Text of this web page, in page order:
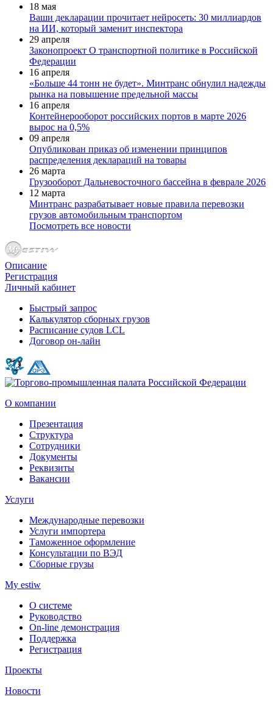
18 мая
Ваши декларации прочитает нейросеть: 30 миллиардов
на ИИ, который заменит инспектора
29 апреля
Законопроект О транспортной политике в Российской
Федерации
16 апреля
«Больше 44 тонн не будет». Минтранс обнулил надежды
рынка на повышение предельной массы
16 апреля
Контейнерооборот российских портов в марте 2026
вырос на 0,5%
09 апреля
Опубликован приказ об изменении принципов
распределения деклараций на товары
26 марта
Грузооборот Дальневосточного бассейна в феврале 2026
12 марта
Минтранс разрабатывает новые правила перевозки
грузов автомобильным транспортом
Посмотреть все новости
Описание
Регистрация
Личный кабинет
Быстрый запрос
Калькулятор сборных грузов
Расписание судов LCL
Договор он-лайн
О компании
Презентация
Структура
Сотрудники
Документы
Реквизиты
Вакансии
Услуги
Международные перевозки
Услуги импортера
Таможенное оформление
Консультации по ВЭД
Сборные грузы
My estiw
О системе
Руководство
On-line демонстрация
Поддержка
Регистрация
Проекты
Новости